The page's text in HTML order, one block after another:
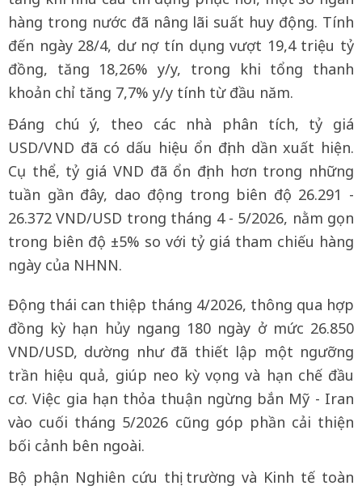
hàng trong nước đã nâng lãi suất huy động. Tính
đến ngày 28/4, dư nợ tín dụng vượt 19,4 triệu tỷ
đồng, tăng 18,26% y/y, trong khi tổng thanh
khoản chỉ tăng 7,7% y/y tính từ đầu năm.
Đáng chú ý, theo các nhà phân tích, tỷ giá
USD/VND đã có dấu hiệu ổn định dần xuất hiện.
Cụ thể, tỷ giá VND đã ổn định hơn trong những
tuần gần đây, dao động trong biên độ 26.291 -
26.372 VND/USD trong tháng 4 - 5/2026, nằm gọn
trong biên độ ±5% so với tỷ giá tham chiếu hàng
ngày của NHNN.
Động thái can thiệp tháng 4/2026, thông qua hợp
đồng kỳ hạn hủy ngang 180 ngày ở mức 26.850
VND/USD, dường như đã thiết lập một ngưỡng
trần hiệu quả, giúp neo kỳ vọng và hạn chế đầu
cơ. Việc gia hạn thỏa thuận ngừng bắn Mỹ - Iran
vào cuối tháng 5/2026 cũng góp phần cải thiện
bối cảnh bên ngoài.
Bộ phận Nghiên cứu thị trường và Kinh tế toàn